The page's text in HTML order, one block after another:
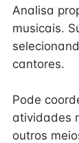
Analisa
musicais.
cantores.
Pode
atividades
outros